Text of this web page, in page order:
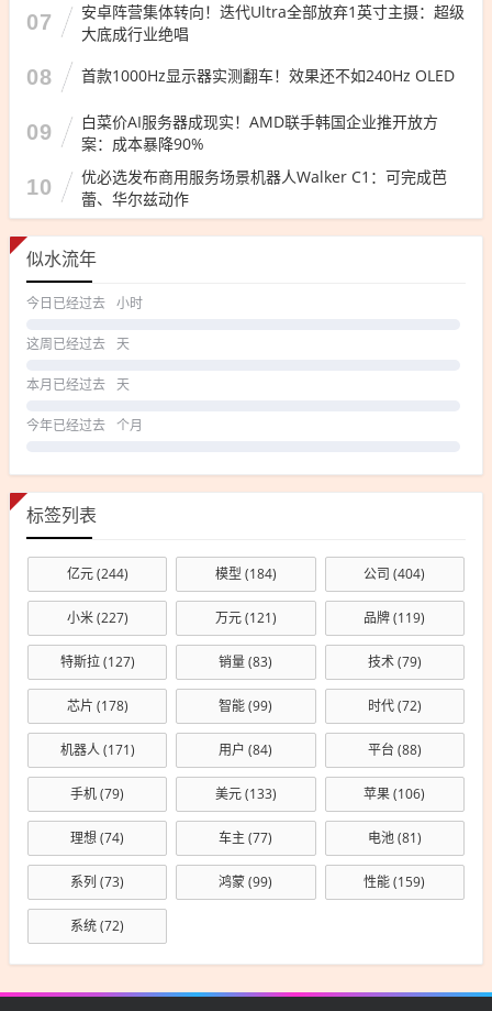
07
安卓阵营集体转向！迭代Ultra全部放弃1英寸主摄：超级
大底成行业绝唱
08 首款1000Hz显示器实测翻车！效果还不如240Hz OLED
09
白菜价AI服务器成现实！AMD联手韩国企业推开放方
案：成本暴降90%
10
优必选发布商用服务场景机器人Walker C1：可完成芭
蕾、华尔兹动作
似水流年
今日已经过去 小时
这周已经过去 天
本月已经过去 天
今年已经过去 个月
标签列表
亿元(244) 模型 (184) 公司 (404)
小米(227) 万元(121) 品牌(119)
特斯拉(127) 销量(83) 技术(79)
芯片 (178) 智能(99) 时代(72)
机器人(171) 用户 (84) 平台 (88)
手机(79) 美元(133) 苹果(106)
理想(74) 车主 (77) 电池(81)
系列 (73) 鸿蒙(99) 性能(159)
系统(72)